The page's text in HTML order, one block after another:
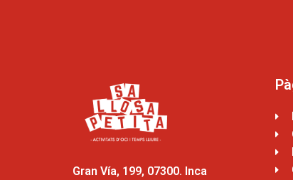
Gran Vía, 199, 07300. Inca